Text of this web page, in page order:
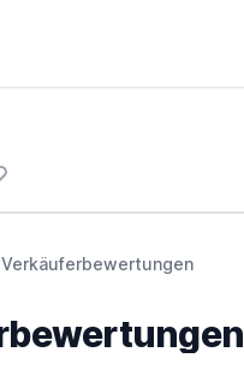
Verkäuferbewertungen